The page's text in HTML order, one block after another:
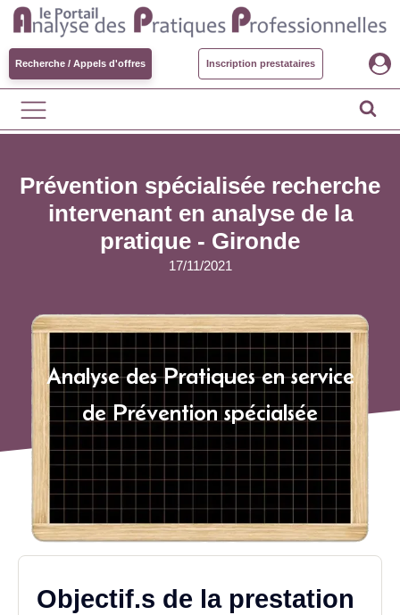
Recherche / Appels d'offres Inscription prestataires
Prévention spécialisée recherche
intervenant en analyse de la
pratique - Gironde
17/11/2021
Analyse des Pratiques en service
de Prévention spécialsée
Objectif.s de la prestation